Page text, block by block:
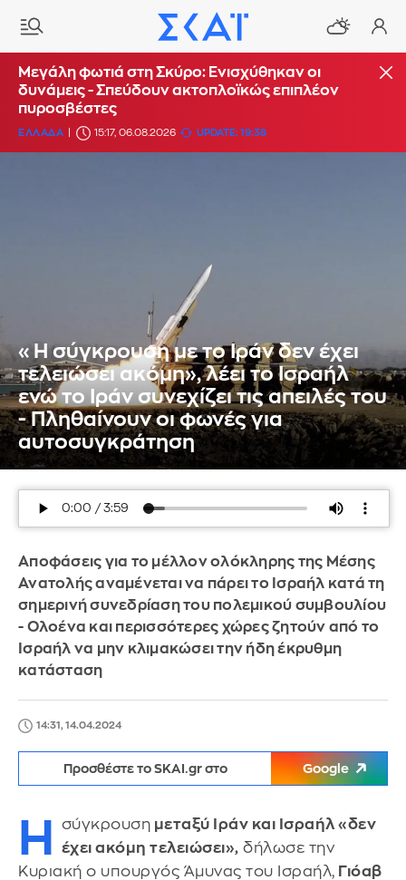
Μεγάλη φωτιά στη Σκύρο: Ενισχύθηκαν οι
δυνάμεις - Σπεύδουν ακτοπλοϊκώς επιπλέον
πυροσβέστες
ΕΛΛΑΔΑ 15:17, 06.08.2026 UPDATE: 19:38
«Η σύγκρουση με το Ιράν δεν έχει
τελειώσει ακόμη», λέει το Ισραήλ
ενώ το Ιράν συνεχίζει τις απειλές του
- Πληθαίνουν οι φωνές για
αυτοσυγκράτηση
Αποφάσεις για το μέλλον ολόκληρης της Μέσης
Ανατολής αναμένεται να πάρει το Ισραήλ κατά τη
σημερινή συνεδρίαση του πολεμικού συμβουλίου
- Ολοένα και περισσότερες χώρες ζητούν από το
Ισραήλ να μην κλιμακώσει την ήδη έκρυθμη
κατάσταση
14:31, 14.04.2024
Προσθέστε το SKAI.gr στο Google
Η σύγκρουση μεταξύ Ιράν και Ισραήλ «δεν
έχει ακόμη τελειώσει», δήλωσε την
Κυριακή ο υπουργός Άμυνας του Ισραήλ, Γιόαβ